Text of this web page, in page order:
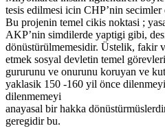
tesis edilmesi icin CHP’nin
Bu projenin temel cikis noktasi ;
AKP’nin simdilerde yaptigi gibi,
dönüstürülmemesidir. Üstelik, fakir
etmek sosyal devletin temel
gururunu ve onurunu koruyan ve
yaklasik 150 -160 yil önce
dilenmemeyi
anayasal bir hakka
geregidir bu.